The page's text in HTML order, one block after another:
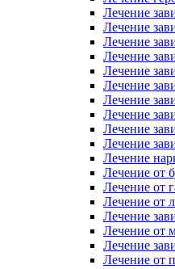
Лечение
Лечение
Лечение
Лечение
Лечение
Лечение
Лечение
Лечение
Лечение
Лечение
Лечение
Лечение от
Лечение от
Лечение от
Лечение
Лечение от
Лечение
Лечение от